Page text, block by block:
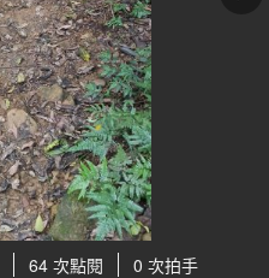
64 次點閱 0 次拍手